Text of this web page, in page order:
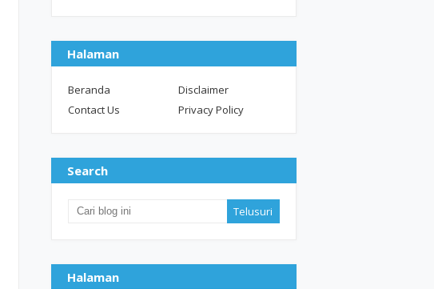
Halaman
Beranda
Disclaimer
Contact Us
Privacy Policy
Search
Halaman